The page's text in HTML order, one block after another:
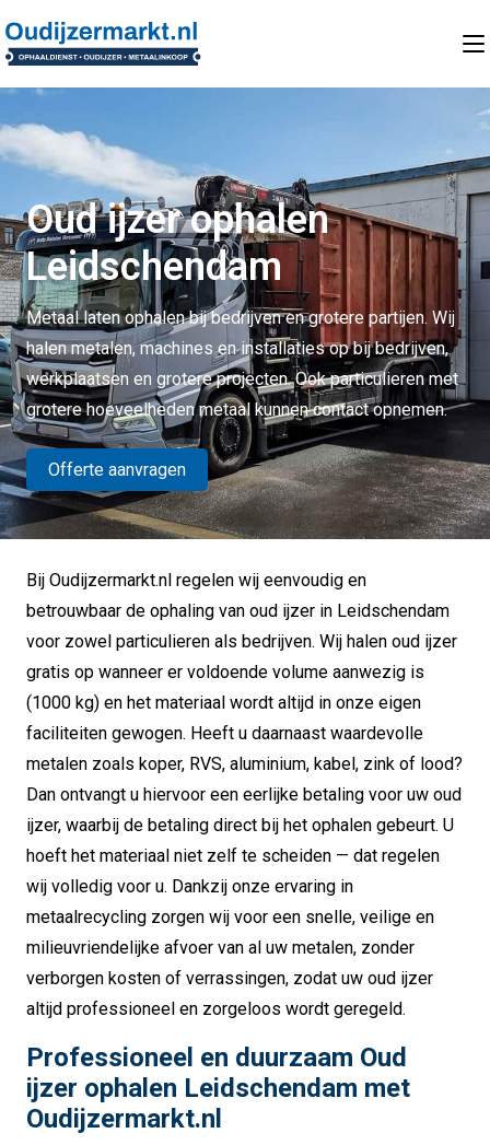
Oud ijzer ophalen
Leidschendam
Metaal laten ophalen bij bedrijven en grotere partijen. Wij
halen metalen, machines en installaties op bij bedrijven,
werkplaatsen en grotere projecten. Ook particulieren met
grotere hoeveelheden metaal kunnen contact opnemen.
Offerte aanvragen
Bij Oudijzermarkt.nl regelen wij eenvoudig en
betrouwbaar de ophaling van oud ijzer in Leidschendam
voor zowel particulieren als bedrijven. Wij halen oud ijzer
gratis op wanneer er voldoende volume aanwezig is
(1000 kg) en het materiaal wordt altijd in onze eigen
faciliteiten gewogen. Heeft u daarnaast waardevolle
metalen zoals koper, RVS, aluminium, kabel, zink of lood?
Dan ontvangt u hiervoor een eerlijke betaling voor uw oud
ijzer, waarbij de betaling direct bij het ophalen gebeurt. U
hoeft het materiaal niet zelf te scheiden — dat regelen
wij volledig voor u. Dankzij onze ervaring in
metaalrecycling zorgen wij voor een snelle, veilige en
milieuvriendelijke afvoer van al uw metalen, zonder
verborgen kosten of verrassingen, zodat uw oud ijzer
altijd professioneel en zorgeloos wordt geregeld.
Professioneel en duurzaam Oud
ijzer ophalen Leidschendam met
Oudijzermarkt.nl